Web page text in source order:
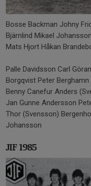
Bosse Backman Johny
Bjärnlind Mikael
Mats Hjort Håkan
Palle Davidsson Carl
Borgqvist Peter
Benny Canefur Anders
Jan Gunne Andersson
Thor (Svensson)
Johansson
JIF 1985